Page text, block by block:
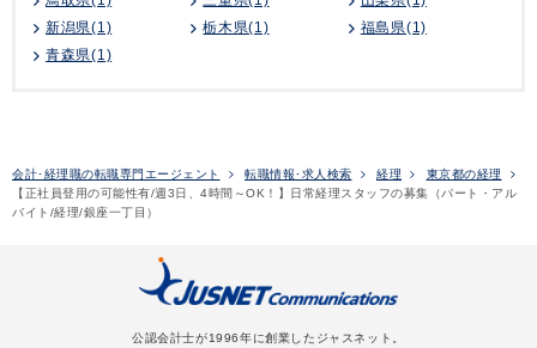
新潟県(1)
栃木県(1)
福島県(1)
青森県(1)
会計･経理職の転職専門エージェント 転職情報･求人検索 経理
東京都の経理
【正社員登用の可能性有/週3日、4時間～OK！】日常経理スタッフの募集（パート・アル
バイト/経理/銀座一丁目）
公認会計士が1996年に創業したジャスネット。